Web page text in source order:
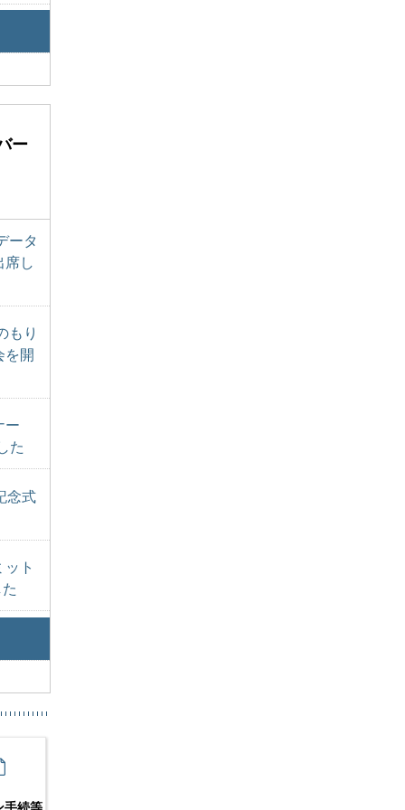
ー
ータ
席し
もり
を開
ー
た
念式
ト
手続等